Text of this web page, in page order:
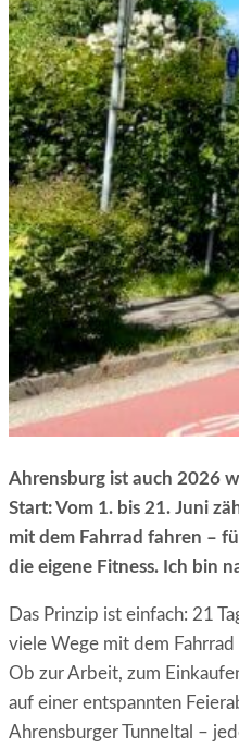
Ahrensburg ist auch 2026
Start: Vom 1. bis 21. Juni
mit dem Fahrrad fahren –
die eigene Fitness. Ich bin
Das Prinzip ist einfach: 21
viele Wege mit dem
Ob zur Arbeit, zum
auf einer entspannten
Ahrensburger Tunneltal –